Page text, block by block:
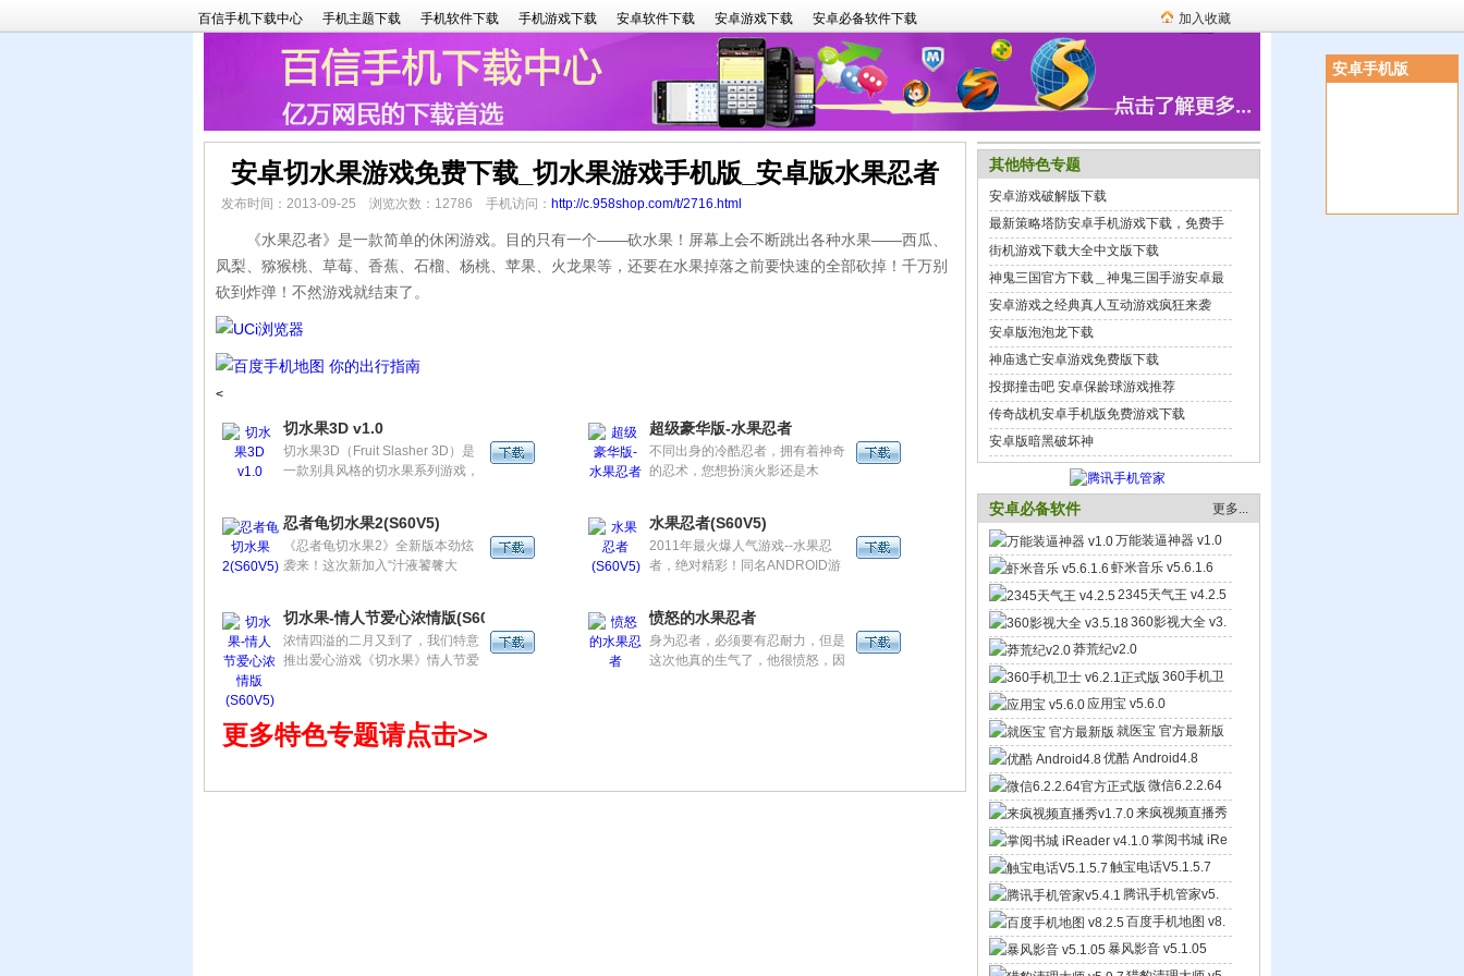
百信手机下载中心 手机主题下载 手机软件下载 手机游戏下载 安卓软件下载 安卓游戏下载 安卓必备软件下载 加入收藏
安卓切水果游戏免费下载_切水果游戏手机版_安卓版水果忍者
发布时间：2013-09-25 浏览次数：12786 手机访问： http://c.958shop.com/t/2716.html
《水果忍者》是一款简单的休闲游戏。目的只有一个——砍水果！屏幕上会不断跳出各种水果——西瓜、
凤梨、猕猴桃、草莓、香蕉、石榴、杨桃、苹果、火龙果等，还要在水果掉落之前要快速的全部砍掉！千万别
砍到炸弹！不然游戏就结束了。
<
切水果3D v1.0
切水果3D（Fruit Slasher 3D）是
一款别具风格的切水果系列游戏，
扔在空气中的苹果，香蕉，猕猴桃
等水果切片，在规定的时间内获得
更高的分值。 但要小心，不要切到
超级豪华版-水果忍者
不同出身的冷酷忍者，拥有着神奇
的忍术，您想扮演火影还是木
统，道具与技能系统。全新剧情和
全新的绚丽技能与玩法。还等什
么，快来战斗吧！忍者！！
忍者龟切水果2(S60V5)
《忍者龟切水果2》全新版本劲炫
袭来！这次新加入“汁液饕餮大
景中连斩不断，百斩千斩！更有全
新双节棍米开朗基罗的火遁、水
遁、风遁、木遁等劲爆炫目绝招，
水果忍者(S60V5)
2011年最火爆人气游戏--水果忍
者，绝对精彩！同名ANDROID游
切水果-情人节爱心浓情版(S60V5)
浓情四溢的二月又到了，我们特意
推出爱心游戏《切水果》情人节爱
能在爱心游戏的相伴下，过一个甜
蜜愉快的情人节！
愤怒的水果忍者
身为忍者，必须要有忍耐力，但是
这次他真的生气了，他很愤怒，因
更多特色专题请点击>>
其他特色专题
安卓游戏破解版下载
最新策略塔防安卓手机游戏下载，免费手
机游戏下载中心
街机游戏下载大全中文版下载
神鬼三国官方下载＿神鬼三国手游安卓最
新版下载
安卓游戏之经典真人互动游戏疯狂来袭
安卓版泡泡龙下载
神庙逃亡安卓游戏免费版下载
投掷撞击吧 安卓保龄球游戏推荐
传奇战机安卓手机版免费游戏下载
安卓版暗黑破坏神
安卓必备软件 更多...
万能装逼神器 v1.0
虾米音乐 v5.6.1.6
2345天气王 v4.2.5
360影视大全 v3.
5.18
莽荒纪v2.0
360手机卫
士 v6.2.1正式版 应用宝 v5.6.0
就医宝 官方最新版
优酷 Android4.8
微信6.2.2.64
官方正式版
来疯视频直播秀
v1.7.0
掌阅书城 iRe
ader v4.1.0
触宝电话V5.1.5.7
腾讯手机管家v5.
4.1
百度手机地图 v8.
2.5
暴风影音 v5.1.05
安卓手机版